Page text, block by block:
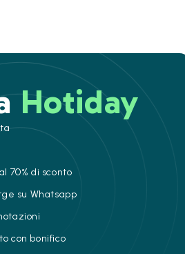
Hotiday
70% di sconto
su Whatsapp
con bonifico